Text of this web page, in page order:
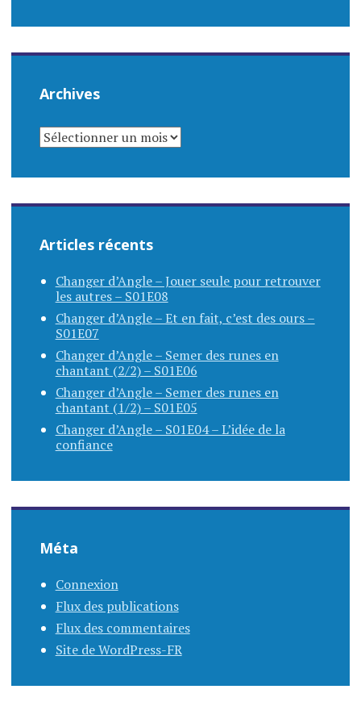
Archives
ARCHIVES
Articles récents
Changer d’Angle – Jouer seule pour retrouver
les autres – S01E08
Changer d’Angle – Et en fait, c’est des ours –
S01E07
Changer d’Angle – Semer des runes en
chantant (2/2) – S01E06
Changer d’Angle – Semer des runes en
chantant (1/2) – S01E05
Changer d’Angle – S01E04 – L’idée de la
confiance
Méta
Connexion
Flux des publications
Flux des commentaires
Site de WordPress-FR